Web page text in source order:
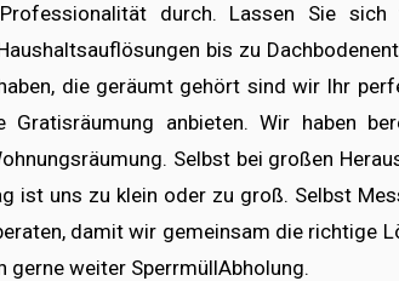
durch. Lassen Sie sich
bis zu
die geräumt gehört sind wir Ihr
anbieten. Wir haben
Selbst bei großen
ist uns zu klein oder zu groß. Selbst
damit wir gemeinsam die richtige
weiter SperrmüllAbholung.